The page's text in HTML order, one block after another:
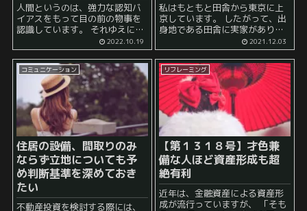
人間というのは、強力な認知バ
イアスをもって目の前の物事を
認識しています。 それゆえに、
同じ文章を違う人に読ませてみ
ると、全然読み方が異なってい
たりすることがあり、 文章に書
いていない意味を勝手に編み出
してみたり はたまた...
2022.10.19
私はもともと田舎から東京に上
京しています。 したがって、出
身地である田舎に実家があり、
そこに親が住んでいます。 普通
は年末年始は帰省する、すなわ
ち、田舎に戻って親を始めとす
る家族と一緒に時を過ごし年を
越すということをするのでし...
2021.12.03
コミュニケーション
住居の設備、間取りのみ
ならず立地についても予
め判断基準を深めておき
たい
不動産投資を検討する際には、
リフレーミング
【第１３１８号】才色兼
備な人ほど資産形成も超
絶有利
近年は、金融資産による資産形
成が流行っていますが、 「そも